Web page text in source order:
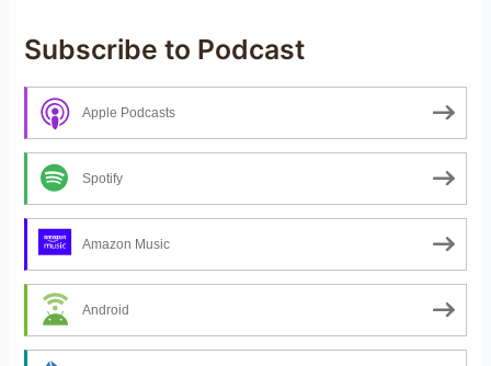
Subscribe to Podcast
Apple Podcasts
Spotify
Amazon Music
Android